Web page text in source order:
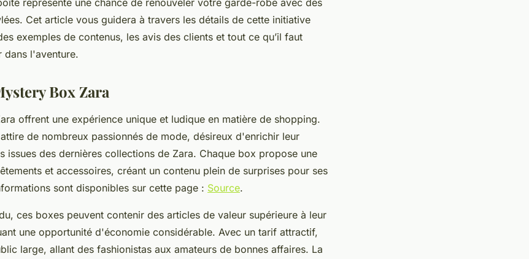
Cet article vous guidera à travers les détails de cette initiative
exemples de contenus, les avis des clients et tout ce qu’il faut
dans l'aventure.
Box Zara
offrent une expérience unique et ludique en matière de shopping.
de nombreux passionnés de mode, désireux d'enrichir leur
issues des dernières collections de Zara. Chaque box propose une
et accessoires, créant un contenu plein de surprises pour ses
sont disponibles sur cette page : Source.
ces boxes peuvent contenir des articles de valeur supérieure à leur
une opportunité d'économie considérable. Avec un tarif attractif,
large, allant des fashionistas aux amateurs de bonnes affaires. La